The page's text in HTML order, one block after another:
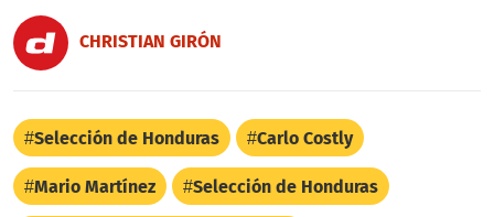
CHRISTIAN GIRÓN
Selección de Honduras Carlo Costly
Mario Martínez Selección de Honduras